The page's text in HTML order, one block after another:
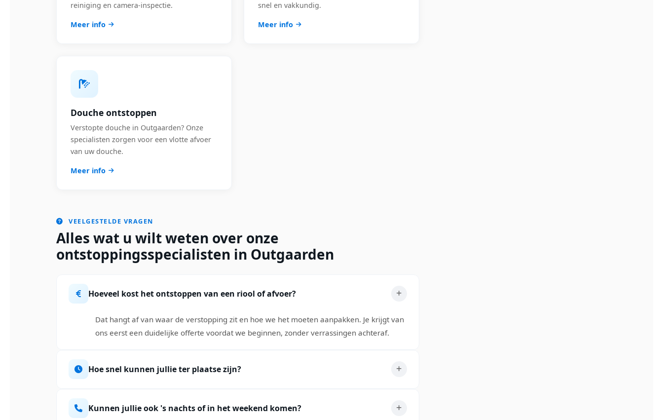
reiniging en camera-inspectie.
Meer info
snel en vakkundig.
Meer info
Douche ontstoppen
Verstopte douche in Outgaarden? Onze
specialisten zorgen voor een vlotte afvoer
van uw douche.
Meer info
VEELGESTELDE VRAGEN
Alles wat u wilt weten over onze
ontstoppingsspecialisten in Outgaarden
Hoeveel kost het ontstoppen van een riool of afvoer?
Dat hangt af van waar de verstopping zit en hoe we het moeten aanpakken. Je krijgt van
ons eerst een duidelijke offerte voordat we beginnen, zonder verrassingen achteraf.
Hoe snel kunnen jullie ter plaatse zijn?
Kunnen jullie ook 's nachts of in het weekend komen?